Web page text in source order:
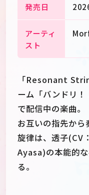
発売日
アーティ
スト
「Resonant
ーム「バンドリ！
で配信中の楽曲。
お互いの指先か
旋律は、透子(CV
Ayasa)の本能的
る。